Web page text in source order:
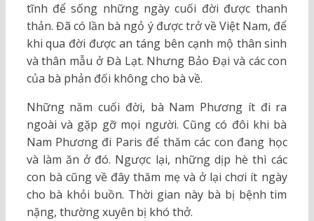
tĩnh để sống những ngày cuối đời được thanh
thản. Đã có lần bà ngỏ ý được trở về Việt Nam, để
khi qua đời được an táng bên cạnh mộ thân sinh
và thân mẫu ở Đà Lạt. Nhưng Bảo Đại và các con
của bà phản đối không cho bà về.
Những năm cuối đời, bà Nam Phương ít đi ra
ngoài và gặp gỡ mọi người. Cũng có đôi khi bà
Nam Phương đi Paris để thăm các con đang học
và làm ăn ở đó. Ngược lại, những dịp hè thì các
con bà cũng về đây thăm mẹ và ở lại chơi ít ngày
cho bà khỏi buồn. Thời gian này bà bị bệnh tim
nặng, thường xuyên bị khó thở.